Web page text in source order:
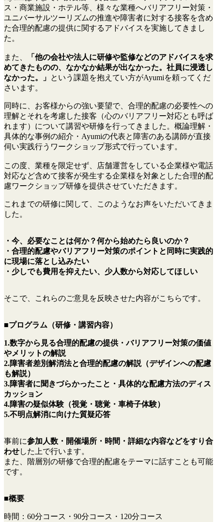
ス・商業施設・ホテル等、様々な業種へバリアフリー対策・
ユニバーサルツーリズムの推進や障害者に対する接客を含め
た合理的配慮の提供に関するアドバイスを実施してきまし
た。
また、
「他の会社や法人に研修や監修などのアドバイスを求
めてきたものの、なかなか結果が出なかった。社員に浸透し
なかった。」 という課題を抱えてい方がAyumiを頼ってくだ
さいます。
同時に、お客様からの強い要望で、合理的配慮の必要性への
理解とそれを考慮した接客（心のバリアフリー対応とも呼ば
れます）について講習や研修を行ってきました。概論理解・
具体的な事例の紹介・Ayumiの代表と障害のある講師が直接
伺い実践行うワークショップ形式で行っています。
この度、業種を限定せず、店舗運営をしている企業様や電話
対応など含めて接客が発生する企業様を対象とした合理的配
慮ワークショップ研修を提供させていただきます。
これまでの研修に関して、このようなお声をいただいてきま
した。
・今、必要なことは何か？何から始めたら良いのか？
・合理的配慮やバリアフリー対策のポイントと同時に実践的
に現場に落とし込みたい
・少しでも費用を抑えたい、少人数から対応してほしい
そこで、これらのご意見を反映させた内容がこちらです。
■プログラム（研修・講習内容）
1.数字から見る合理的配慮の提供・バリアフリー対策の価値
やメリットの解説
2.障害者差別解消法と合理的配慮の解説（デザインへの配慮
も解説）
3.障害者に聞きづらかったこと・具体的な配慮方法のディス
カッション
4.障害の疑似体験（視覚・聴覚・車椅子体験）
5.不明点解消に向けた質疑応答
事前に参加人数・開催場所・時間・詳細な内容などをすり合
わせした上で行います。
また、階層別の研修で合理的配慮をテーマに話すことも可能
です。
■概要
時間：60分コース・90分コース・120分コース